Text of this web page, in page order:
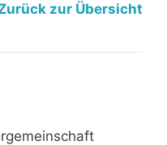
zur Übersicht